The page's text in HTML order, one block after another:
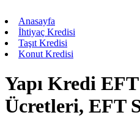
Anasayfa
İhtiyaç Kredisi
Taşıt Kredisi
Konut Kredisi
Yapı Kredi
Ücretleri, EFT